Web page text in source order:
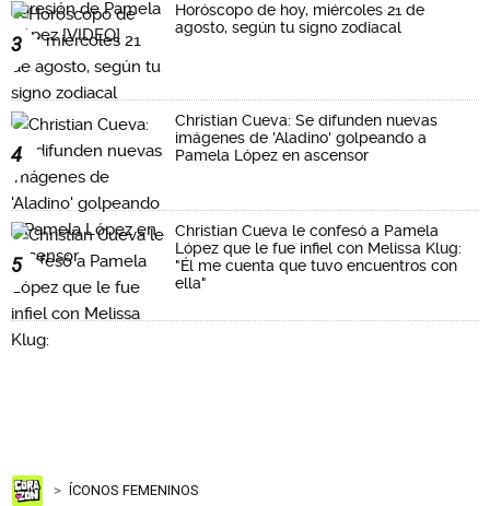
3
Horóscopo de hoy, miércoles 21 de
agosto, según tu signo zodiacal
4
Christian Cueva: Se difunden nuevas
imágenes de 'Aladino' golpeando a
Pamela López en ascensor
5
Christian Cueva le confesó a Pamela
López que le fue infiel con Melissa Klug:
"Él me cuenta que tuvo encuentros con
ella"
ÍCONOS FEMENINOS